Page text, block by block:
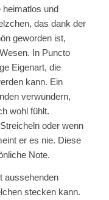
heimatlos und
das dank der
geworden ist,
In Puncto
Eigenart, die
kann. Ein
verwundern,
wohl fühlt.
oder wenn
er es nie. Diese
Note.
aussehenden
stecken kann.